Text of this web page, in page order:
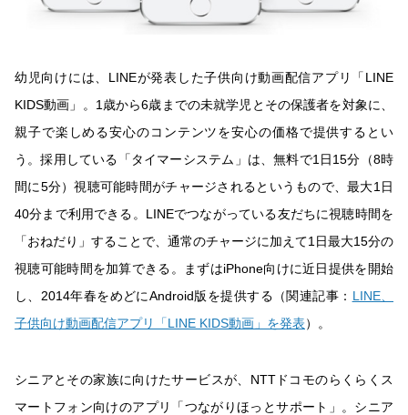
幼児向けには、LINEが発表した子供向け動画配信アプリ「LINE
KIDS動画」。1歳から6歳までの未就学児とその保護者を対象に、
親子で楽しめる安心のコンテンツを安心の価格で提供するとい
う。採用している「タイマーシステム」は、無料で1日15分（8時
間に5分）視聴可能時間がチャージされるというもので、最大1日
40分まで利用できる。LINEでつながっている友だちに視聴時間を
「おねだり」することで、通常のチャージに加えて1日最大15分の
視聴可能時間を加算できる。まずはiPhone向けに近日提供を開始
し、2014年春をめどにAndroid版を提供する（関連記事： LINE、
子供向け動画配信アプリ「LINE KIDS動画」を発表）。
シニアとその家族に向けたサービスが、NTTドコモのらくらくス
マートフォン向けのアプリ「つながりほっとサポート」。シニア